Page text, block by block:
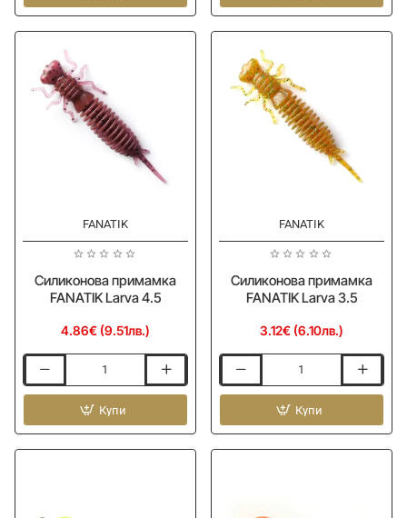
Wire
Leader
Single
Strand
Multi-
walled
Red
FANATIK
Силиконова примамка
FANATIK Larva 4.5
4.86€ (9.51лв.)
примамка
Larva
4.5
Купи
FANATIK
Силиконова примамка
FANATIK Larva 3.5
3.12€ (6.10лв.)
примамка
Larva
3.5
Купи